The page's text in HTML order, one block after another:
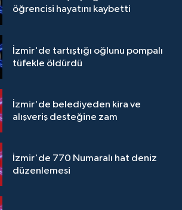
öğrencisi hayatını kaybetti
İzmir'de tartıştığı oğlunu pompalı
tüfekle öldürdü
İzmir'de belediyeden kira ve
alışveriş desteğine zam
İzmir'de 770 Numaralı hat deniz
düzenlemesi